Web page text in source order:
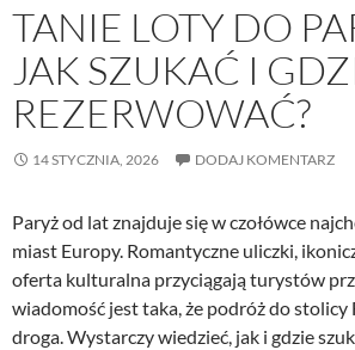
TANIE LOTY DO
JAK SZUKAĆ I
REZERWOWAĆ?
14 STYCZNIA, 2026 DODAJ KOMENTARZ
Paryż od lat znajduje się w czołówce
miast Europy. Romantyczne uliczki,
oferta kulturalna przyciągają turystów
wiadomość jest taka, że podróż do stolicy
droga. Wystarczy wiedzieć, jak i gdzie